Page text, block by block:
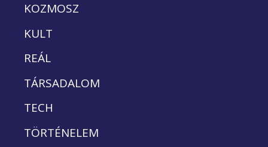
KOZMOSZ
KULT
REÁL
TÁRSADALOM
TECH
TÖRTÉNELEM